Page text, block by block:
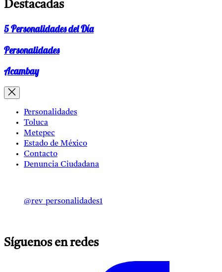
Destacadas
5 Personalidades del Día
Personalidades
Acambay
Personalidades
Toluca
Metepec
Estado de México
Contacto
Denuncia Ciudadana
@rev_personalidades1
Síguenos en redes